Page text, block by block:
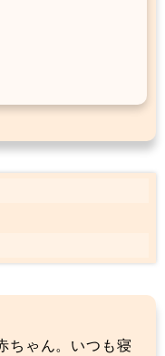
ちゃん。いつも寝